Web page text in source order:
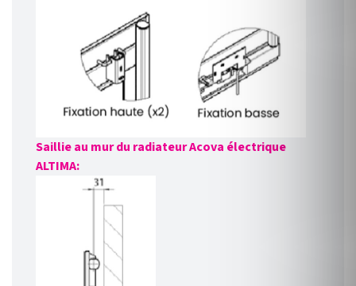
Saillie au mur du radiateur Acova électrique
ALTIMA: